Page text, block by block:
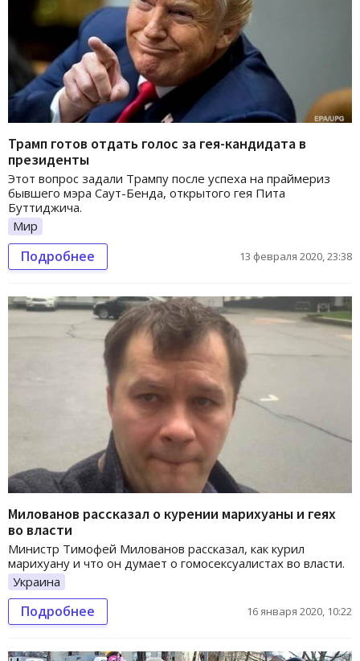
Трамп готов отдать голос за гея-кандидата в
президенты
Этот вопрос задали Трампу после успеха на праймериз
бывшего мэра Саут-Бенда, открытого гея Пита
Буттиджича.
Мир
Подробнее 13 февраля 2020, 23:38
Милованов рассказал о курении марихуаны и геях
во власти
Министр Тимофей Милованов рассказал, как курил
марихуану и что он думает о гомосексуалистах во власти.
Украина
Подробнее 16 января 2020, 10:22